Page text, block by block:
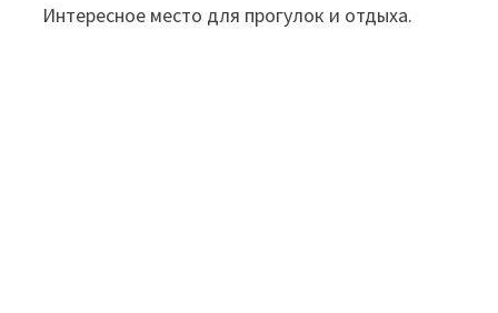
Интересное место для прогулок и отдыха.